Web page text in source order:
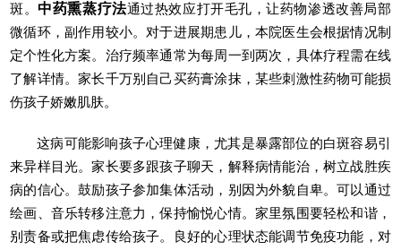
斑。中药熏蒸疗法通过热效应打开毛孔，让药物渗透改善局部
微循环，副作用较小。对于进展期患儿，本院医生会根据情况制
定个性化方案。治疗频率通常为每周一到两次，具体疗程需在线
了解详情。家长千万别自己买药膏涂抹，某些刺激性药物可能损
伤孩子娇嫩肌肤。
这病可能影响孩子心理健康，尤其是暴露部位的白斑容易引
来异样目光。家长要多跟孩子聊天，解释病情能治，树立战胜疾
病的信心。鼓励孩子参加集体活动，别因为外貌自卑。可以通过
绘画、音乐转移注意力，保持愉悦心情。家里氛围要轻松和谐，
别责备或把焦虑传给孩子。良好的心理状态能调节免疫功能，对